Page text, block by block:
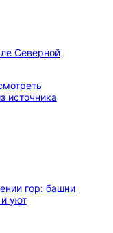
Северной
источника